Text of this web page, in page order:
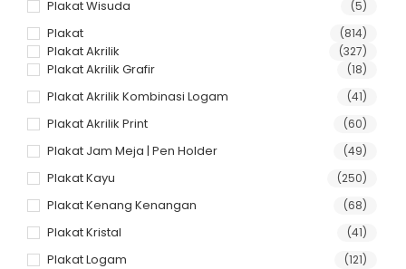
Plakat Wisuda (5)
Plakat (814)
Plakat Akrilik (327)
Plakat Akrilik Grafir (18)
Plakat Akrilik Kombinasi Logam (41)
Plakat Akrilik Print (60)
Plakat Jam Meja | Pen Holder (49)
Plakat Kayu (250)
Plakat Kenang Kenangan (68)
Plakat Kristal (41)
Plakat Logam (121)